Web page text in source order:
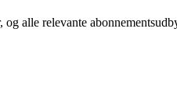
alle relevante